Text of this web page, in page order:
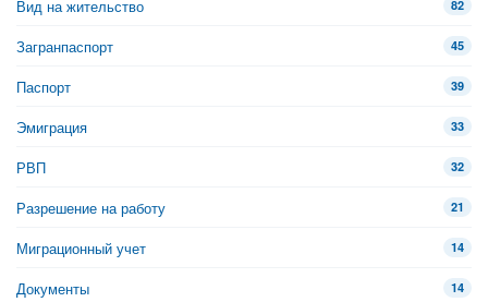
Вид на жительство 82
Загранпаспорт 45
Паспорт 39
Эмиграция 33
РВП 32
Разрешение на работу 21
Миграционный учет 14
Документы 14